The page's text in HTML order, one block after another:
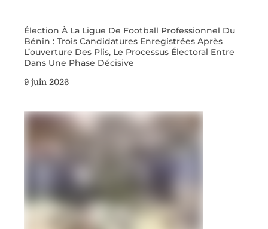
Élection À La Ligue De Football Professionnel Du
Bénin : Trois Candidatures Enregistrées Après
L’ouverture Des Plis, Le Processus Électoral Entre
Dans Une Phase Décisive
9 juin 2026